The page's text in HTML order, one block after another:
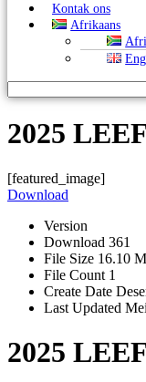
Kontak ons
Afrikaans
2025
[featured_image]
Download
Version
Download 361
File Size 16.10
File Count 1
Create Date
Last Updated
2025